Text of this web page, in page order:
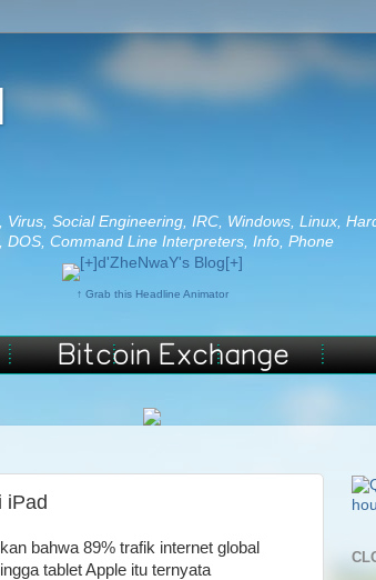
Social Engineering, IRC, Windows, Linux,
Command Line Interpreters, Info, Phone
↑ Grab this Headline Animator
iPad
bahwa 89% trafik internet global
tablet Apple itu ternyata